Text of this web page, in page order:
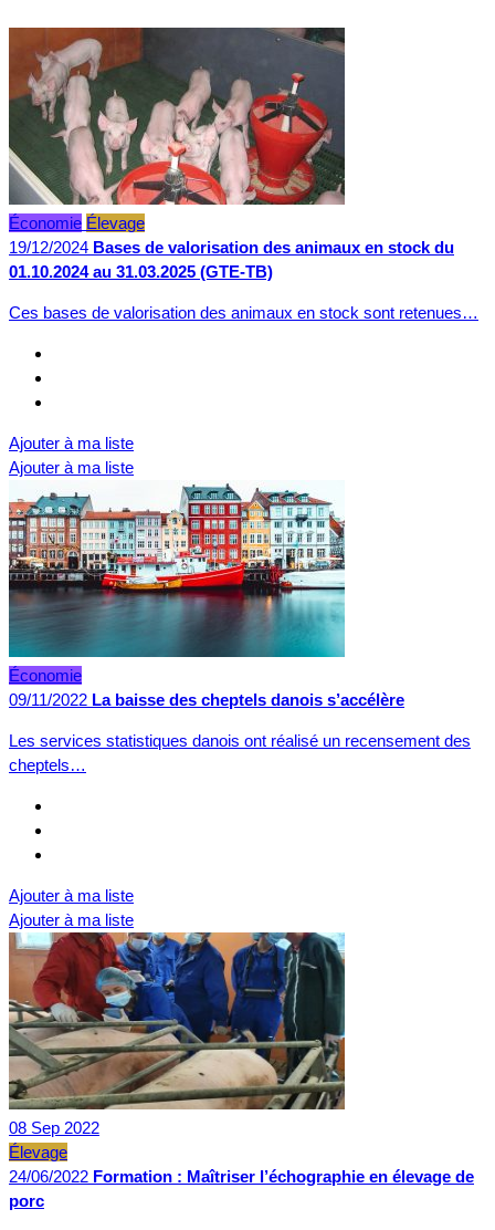
Économie Élevage
19/12/2024 Bases de valorisation des animaux en stock du
01.10.2024 au 31.03.2025 (GTE-TB)
Ces bases de valorisation des animaux en stock sont retenues…
Ajouter à ma liste
Ajouter à ma liste
Économie
09/11/2022 La baisse des cheptels danois s’accélère
Les services statistiques danois ont réalisé un recensement des
cheptels…
Ajouter à ma liste
Ajouter à ma liste
08 Sep 2022
Élevage
24/06/2022 Formation : Maîtriser l’échographie en élevage de
porc